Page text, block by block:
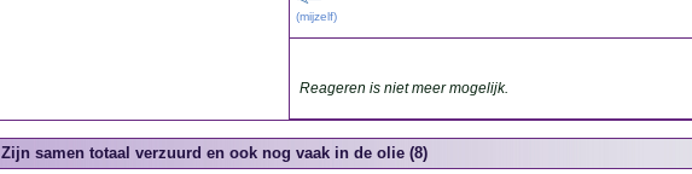
(mijzelf)
Reageren is niet meer mogelijk.
Zijn samen totaal verzuurd en ook nog vaak in de olie (8)